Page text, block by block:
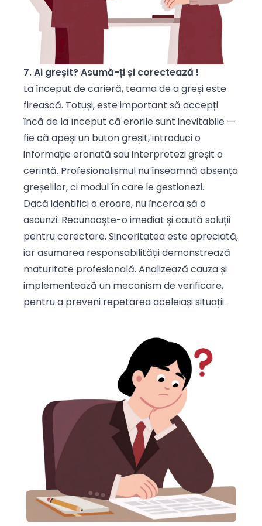
7. Ai greșit? Asumă-ți și corectează !
La început de carieră, teama de a greși este
firească. Totuși, este important să accepți
încă de la început că erorile sunt inevitabile —
fie că apeși un buton greșit, introduci o
informație eronată sau interpretezi greșit o
cerință. Profesionalismul nu înseamnă absența
greșelilor, ci modul în care le gestionezi.
Dacă identifici o eroare, nu încerca să o
ascunzi. Recunoaște-o imediat și caută soluții
pentru corectare. Sinceritatea este apreciată,
iar asumarea responsabilității demonstrează
maturitate profesională. Analizează cauza și
implementează un mecanism de verificare,
pentru a preveni repetarea aceleiași situații.